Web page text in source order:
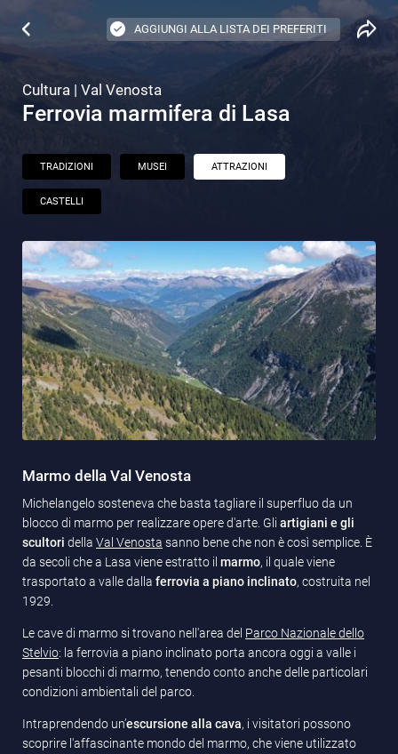
AGGIUNGI ALLA LISTA DEI PREFERITI
Cultura | Val Venosta
Ferrovia marmifera di Lasa
TRADIZIONI MUSEI ATTRAZIONI
CASTELLI
Marmo della Val Venosta
Michelangelo sosteneva che basta tagliare il superfluo da un
blocco di marmo per realizzare opere d'arte. Gli artigiani e gli
scultori della Val Venosta sanno bene che non è così semplice. È
da secoli che a Lasa viene estratto il marmo, il quale viene
trasportato a valle dalla ferrovia a piano inclinato, costruita nel
1929.
Le cave di marmo si trovano nell'area del Parco Nazionale dello
Stelvio: la ferrovia a piano inclinato porta ancora oggi a valle i
pesanti blocchi di marmo, tenendo conto anche delle particolari
condizioni ambientali del parco.
Intraprendendo un’escursione alla cava, i visitatori possono
scoprire l'affascinante mondo del marmo, che viene utilizzato